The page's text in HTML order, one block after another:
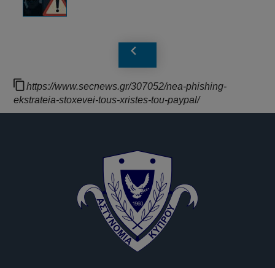
https://www.secnews.gr/307052/nea-phishing-
ekstrateia-stoxevei-tous-xristes-tou-paypal/